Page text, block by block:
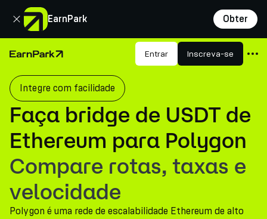
EarnPark Obter
Fechar
Página Inicial Entrar Inscreva-se
Produtos
Mercados
Calculadoras
PARK Token
Recursos
Empresa
Integre com facilidade
Faça bridge de USDT de
Ethereum para Polygon
Compare rotas, taxas e
velocidade
Polygon é uma rede de escalabilidade Ethereum de alto